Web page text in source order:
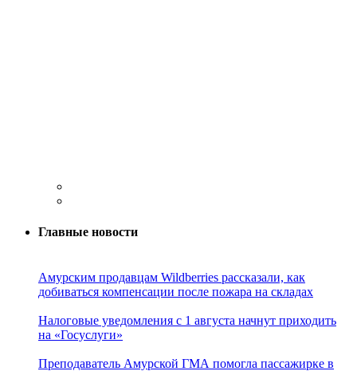
Главные новости
Амурским продавцам Wildberries рассказали, как
добиваться компенсации после пожара на складах
Налоговые уведомления с 1 августа начнут приходить
на «Госуслуги»
Преподаватель Амурской ГМА помогла пассажирке в